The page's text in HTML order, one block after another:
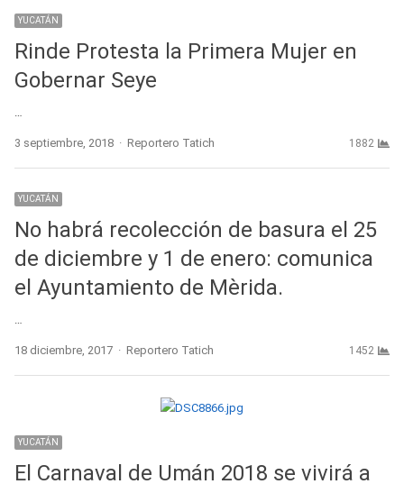
YUCATÁN
Rinde Protesta la Primera Mujer en
Gobernar Seye
…
3 septiembre, 2018 Author
Reportero Tatich 1882
YUCATÁN
No habrá recolección de basura el 25
de diciembre y 1 de enero: comunica
el Ayuntamiento de Mèrida.
18 diciembre, 2017 Author
Reportero Tatich 1452
YUCATÁN
El Carnaval de Umán 2018 se vivirá a